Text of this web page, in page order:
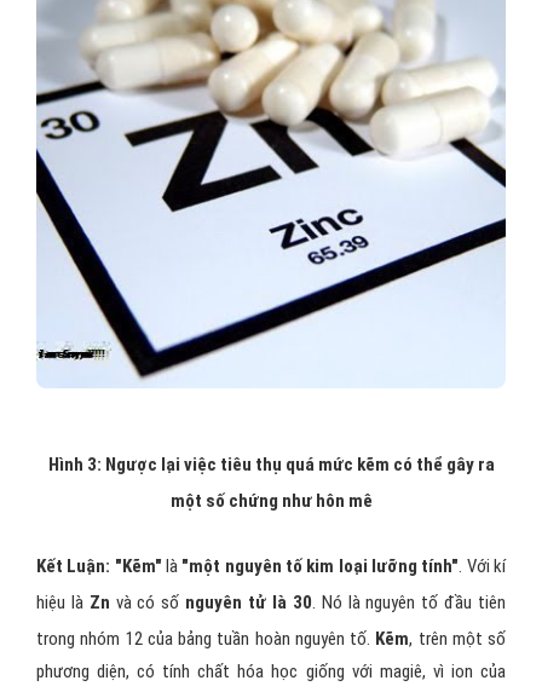
Hình 3: Ngược lại việc tiêu thụ quá mức kẽm có thể gây ra
một số chứng như hôn mê
Kết Luận: "Kẽm" là "một nguyên tố kim loại lưỡng tính". Với kí
hiệu làZn và có số nguyên tử là 30. Nó là nguyên tố đầu tiên
trong nhóm 12 của bảng tuần hoàn nguyên tố. Kẽm, trên một số
phương diện, có tính chất hóa học giống với magiê, vì ion của